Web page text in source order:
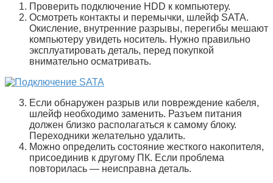
Проверить подключение HDD к компьютеру.
Осмотреть контакты и перемычки, шлейф SATA.
Окисление, внутренние разрывы, перегибы мешают
компьютеру увидеть носитель. Нужно правильно
эксплуатировать деталь, перед покупкой
внимательно осматривать.
Если обнаружен разрыв или повреждение кабеля,
шлейф необходимо заменить. Разъем питания
должен близко располагаться к самому блоку.
Переходники желательно удалить.
Можно определить состояние жесткого накопителя,
присоединив к другому ПК. Если проблема
повторилась — неисправна деталь.